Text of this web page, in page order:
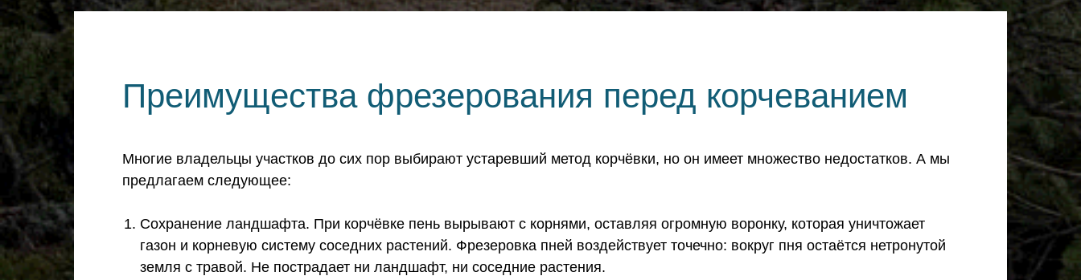
Преимущества фрезерования перед корчеванием
Многие владельцы участков до сих пор выбирают устаревший метод корчёвки, но он имеет множество недостатков. А мы
предлагаем следующее:
Сохранение ландшафта. При корчёвке пень вырывают с корнями, оставляя огромную воронку, которая уничтожает
газон и корневую систему соседних растений. Фрезеровка пней воздействует точечно: вокруг пня остаётся нетронутой
земля с травой. Не пострадает ни ландшафт, ни соседние растения.